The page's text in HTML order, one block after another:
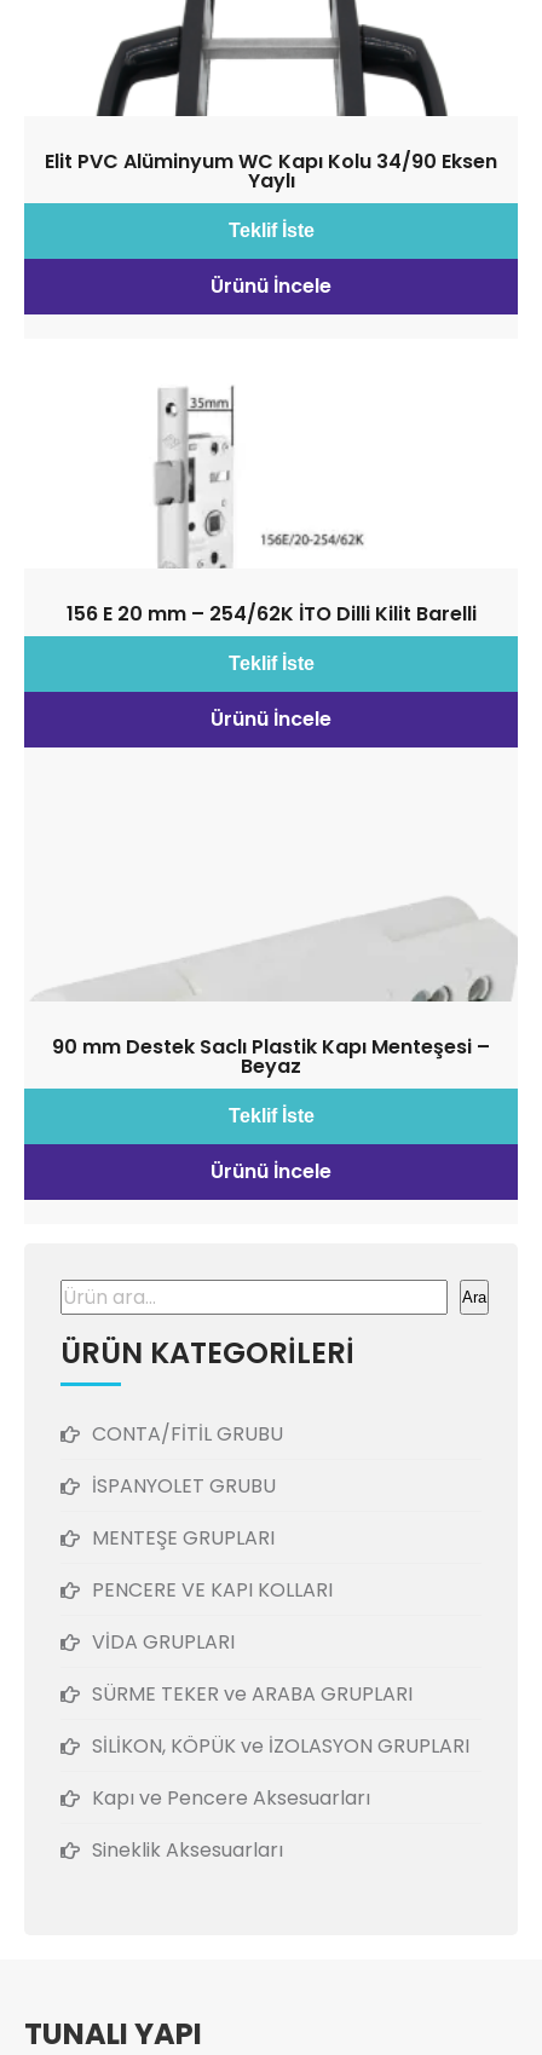
Elit PVC Alüminyum WC Kapı Kolu 34/90 Eksen
Yaylı
Teklif İste
Ürünü İncele
156 E 20 mm – 254/62K İTO Dilli Kilit Barelli
Teklif İste
Ürünü İncele
90 mm Destek Saclı Plastik Kapı Menteşesi –
Beyaz
Teklif İste
Ürünü İncele
Ara Ara
ÜRÜN KATEGORİLERİ
CONTA/FİTİL GRUBU
İSPANYOLET GRUBU
MENTEŞE GRUPLARI
PENCERE VE KAPI KOLLARI
VİDA GRUPLARI
SÜRME TEKER ve ARABA GRUPLARI
SİLİKON, KÖPÜK ve İZOLASYON GRUPLARI
Kapı ve Pencere Aksesuarları
Sineklik Aksesuarları
TUNALI YAPI